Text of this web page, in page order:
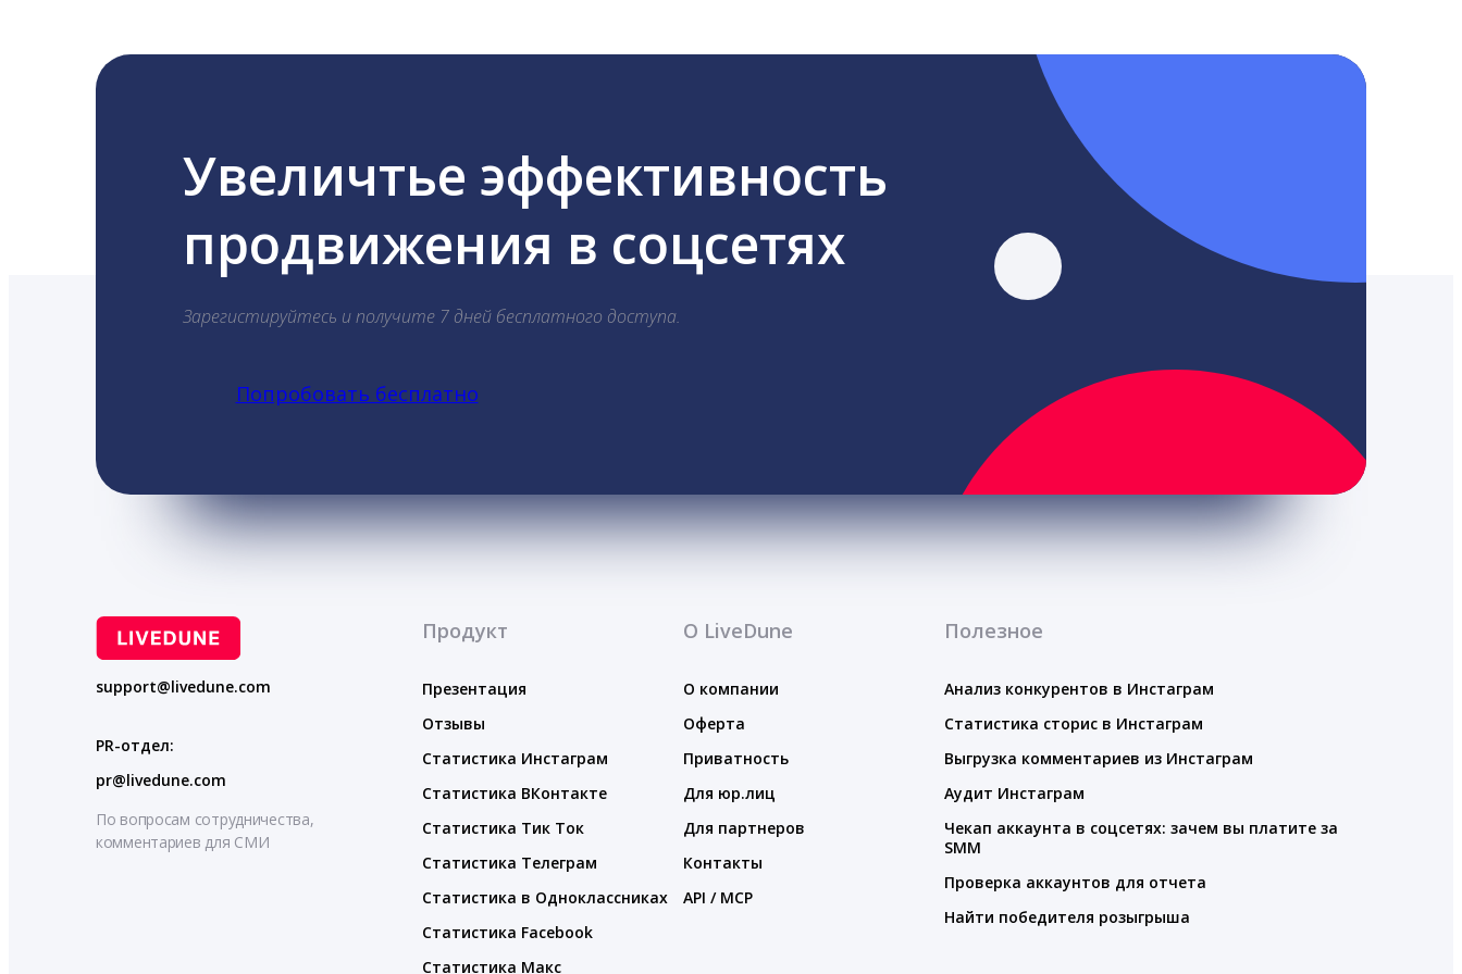
Увеличтье эффективность
продвижения в соцсетях
Зарегистируйтесь и получите 7 дней бесплатного доступа.
Попробовать бесплатно
support@livedune.com
PR-отдел:
pr@livedune.com
По вопросам сотрудничества,
комментариев для СМИ
Продукт
Презентация
Отзывы
Статистика Инстаграм
Статистика ВКонтакте
Статистика Тик Ток
Статистика Телеграм
Статистика в Одноклассниках
Статистика Facebook
Статистика Макс
О LiveDune
О компании
Оферта
Приватность
Для юр.лиц
Для партнеров
Контакты
API / MCP
Полезное
Анализ конкурентов в Инстаграм
Статистика сторис в Инстаграм
Выгрузка комментариев из Инстаграм
Аудит Инстаграм
Чекап аккаунта в соцсетях: зачем вы платите за
SMM
Проверка аккаунтов для отчета
Найти победителя розыгрыша